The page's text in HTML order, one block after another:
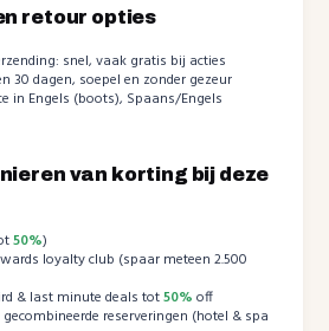
retour opties
snel, vaak gratis bij acties
30 dagen, soepel en zonder gezeur
in Engels (boots), Spaans/Engels
van korting bij deze
50%)
loyalty club (spaar meteen 2.500
& last minute deals tot50% off
reserveringen (hotel & spa